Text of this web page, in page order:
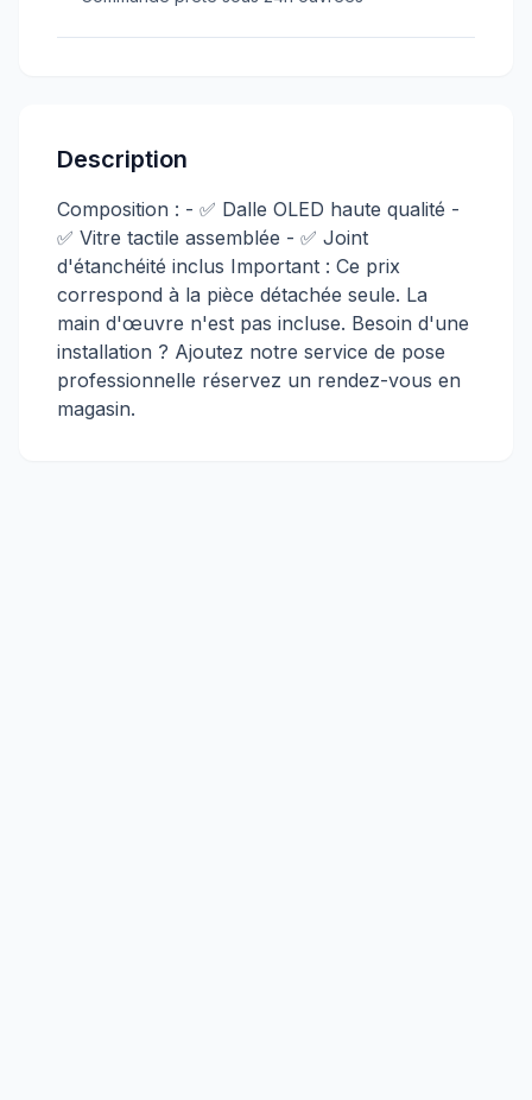
Description
Composition : - ✅ Dalle OLED haute qualité -
✅ Vitre tactile assemblée - ✅ Joint
d'étanchéité inclus Important : Ce prix
correspond à la pièce détachée seule. La
main d'œuvre n'est pas incluse. Besoin d'une
installation ? Ajoutez notre service de pose
professionnelle réservez un rendez-vous en
magasin.